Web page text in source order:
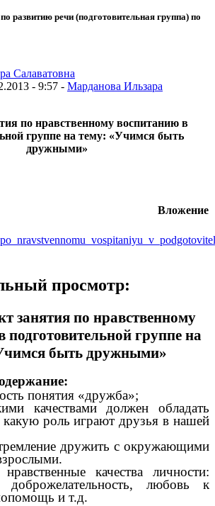
развитию речи (подготовительная группа) по
- 9:57 - Марданова Ильзара
по нравственному воспитанию в
группе на тему: «Учимся быть
дружными»
Вложение
просмотр:
занятия по нравственному
подготовительной группе на
быть дружными»
понятия «дружба»;
качествами должен обладать
роль играют друзья в нашей
дружить с окружающими
качества личности:
доброжелательность, любовь к
и т.д.